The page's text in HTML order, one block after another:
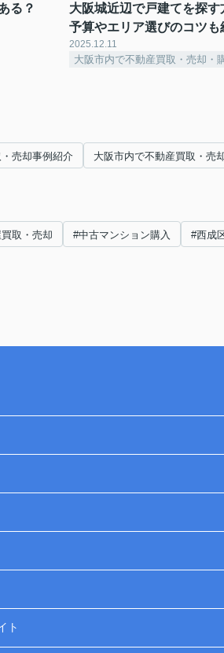
る？
大阪城近辺で戸建てを探
予算やエリア選びのコツも
2025.12.11
大阪市内で不動産買取・売却・
売却事例紹介 大阪市内で不動産買取・売
取・売却 #中古マンション購入 #西成
ト